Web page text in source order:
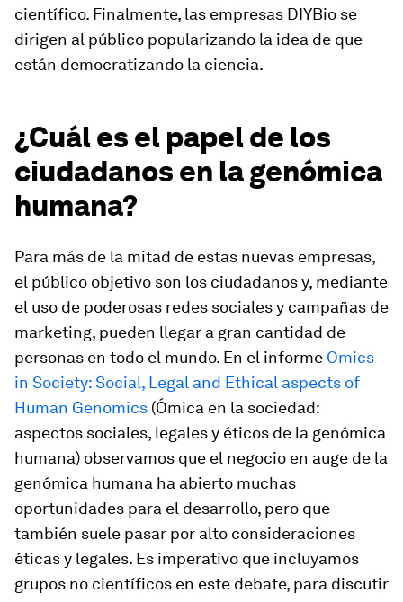
científico. Finalmente, las empresas DIYBio se
dirigen al público popularizando la idea de que
están democratizando la ciencia.
¿Cuál es el papel de los
ciudadanos en la genómica
humana?
Para más de la mitad de estas nuevas empresas,
el público objetivo son los ciudadanos y, mediante
el uso de poderosas redes sociales y campañas de
marketing, pueden llegar a gran cantidad de
personas en todo el mundo. En el informe Omics
in Society:Social, Legal and Ethical aspects of
Human Genomics (Ómica en la sociedad:
aspectos sociales, legales y éticos de la genómica
humana) observamos que el negocio en auge de la
genómica humana ha abierto muchas
oportunidades para el desarrollo, pero que
también suele pasar por alto consideraciones
éticas y legales. Es imperativo que incluyamos
grupos no científicos en este debate, para discutir